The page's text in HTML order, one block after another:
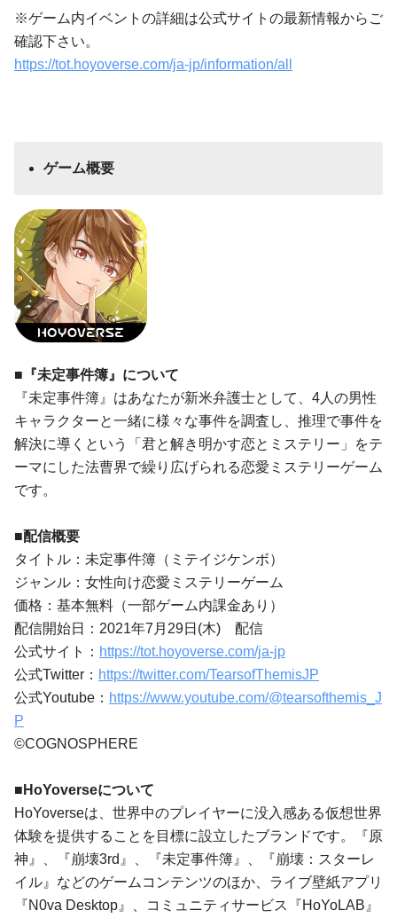
※ゲーム内イベントの詳細は公式サイトの最新情報からご
確認下さい。
https://tot.hoyoverse.com/ja-jp/information/all
ゲーム概要
■『未定事件簿』について
『未定事件簿』はあなたが新米弁護士として、4人の男性
キャラクターと一緒に様々な事件を調査し、推理で事件を
解決に導くという「君と解き明かす恋とミステリー」をテ
ーマにした法曹界で繰り広げられる恋愛ミステリーゲーム
です。
■配信概要
タイトル：未定事件簿（ミテイジケンボ）
ジャンル：女性向け恋愛ミステリーゲーム
価格：基本無料（一部ゲーム内課金あり）
配信開始日：2021年7月29日(木) 配信
公式サイト： https://tot.hoyoverse.com/ja-jp
公式Twitter： https://twitter.com/TearsofThemisJP
公式Youtube： https://www.youtube.com/@tearsofthemis_J
P
©︎COGNOSPHERE
■HoYoverseについて
HoYoverseは、世界中のプレイヤーに没入感ある仮想世界
体験を提供することを目標に設立したブランドです。『原
神』、『崩壊3rd』、『未定事件簿』、『崩壊：スターレ
イル』などのゲームコンテンツのほか、ライブ壁紙アプリ
『N0va Desktop』、コミュニティサービス『HoYoLAB』